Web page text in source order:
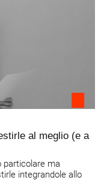
al meglio (e a
ma
integrandole allo